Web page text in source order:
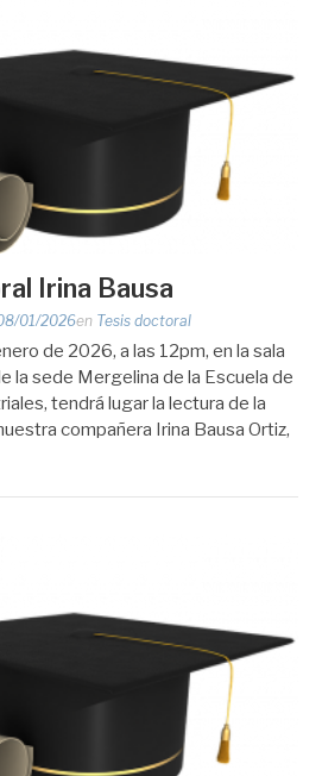
Irina Bausa
01/2026en Tesis doctoral
de 2026, a las 12pm, en la sala
la sede Mergelina de la Escuela de
tendrá lugar la lectura de la
compañera Irina Bausa Ortiz,